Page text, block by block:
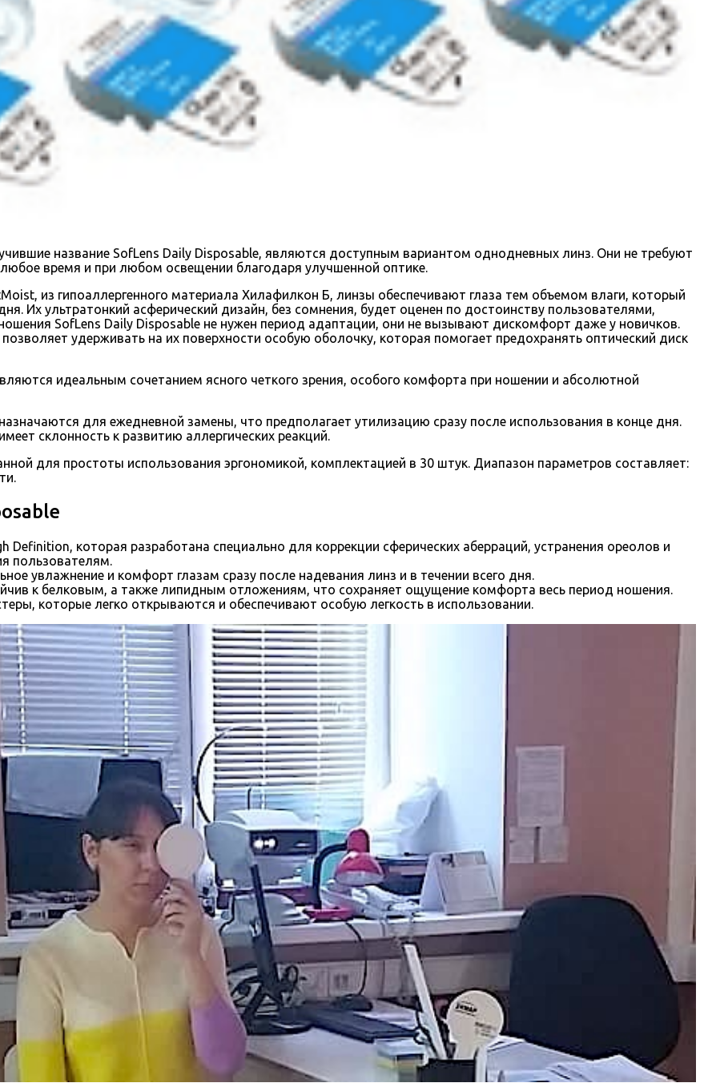
название SofLens Daily Disposable, являются доступным вариантом однодневных линз. Они не требуют
время и при любом освещении благодаря улучшенной оптике.
из гипоаллергенного материала Хилафилкон Б, линзы обеспечивают глаза тем объемом влаги, который
Их ультратонкий асферический дизайн, без сомнения, будет оценен по достоинству пользователями,
SofLens Daily Disposable не нужен период адаптации, они не вызывают дискомфорт даже у новичков.
удерживать на их поверхности особую оболочку, которая помогает предохранять оптический диск
идеальным сочетанием ясного четкого зрения, особого комфорта при ношении и абсолютной
для ежедневной замены, что предполагает утилизацию сразу после использования в конце дня.
склонность к развитию аллергических реакций.
для простоты использования эргономикой, комплектацией в 30 штук. Диапазон параметров составляет:
которая разработана специально для коррекции сферических аберраций, устранения ореолов и
пользователям.
увлажнение и комфорт глазам сразу после надевания линз и в течении всего дня.
к белковым, а также липидным отложениям, что сохраняет ощущение комфорта весь период ношения.
которые легко открываются и обеспечивают особую легкость в использовании.